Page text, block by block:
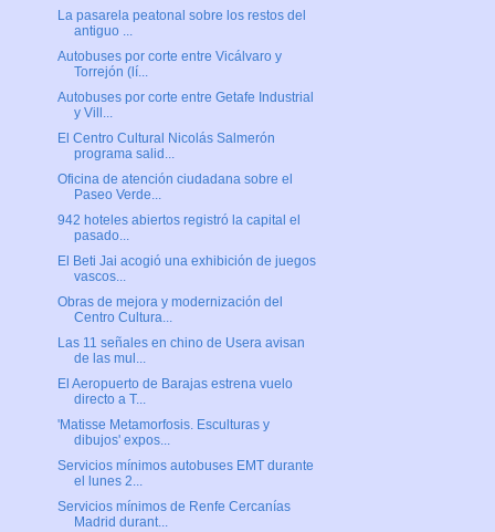
La pasarela peatonal sobre los restos del
antiguo ...
Autobuses por corte entre Vicálvaro y
Torrejón (lí...
Autobuses por corte entre Getafe Industrial
y Vill...
El Centro Cultural Nicolás Salmerón
programa salid...
Oficina de atención ciudadana sobre el
Paseo Verde...
942 hoteles abiertos registró la capital el
pasado...
El Beti Jai acogió una exhibición de juegos
vascos...
Obras de mejora y modernización del
Centro Cultura...
Las 11 señales en chino de Usera avisan
de las mul...
El Aeropuerto de Barajas estrena vuelo
directo a T...
'Matisse Metamorfosis. Esculturas y
dibujos' expos...
Servicios mínimos autobuses EMT durante
el lunes 2...
Servicios mínimos de Renfe Cercanías
Madrid durant...